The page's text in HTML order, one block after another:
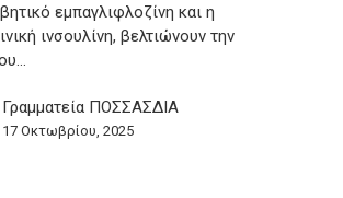
εμπαγλιφλοζίνη και η
ινσουλίνη, βελτιώνουν την
Γραμματεία ΠΟΣΣΑΣΔΙΑ
17 Οκτωβρίου, 2025